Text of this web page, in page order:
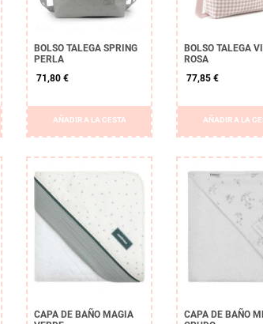
BOLSO TALEGA SPRING
PERLA
71,80 €
AÑADIR A LA CESTA
BOLSO TALEGA
ROSA
77,85 €
AÑADIR A LA
CAPA DE BAÑO MAGIA
CAPA DE BAÑO